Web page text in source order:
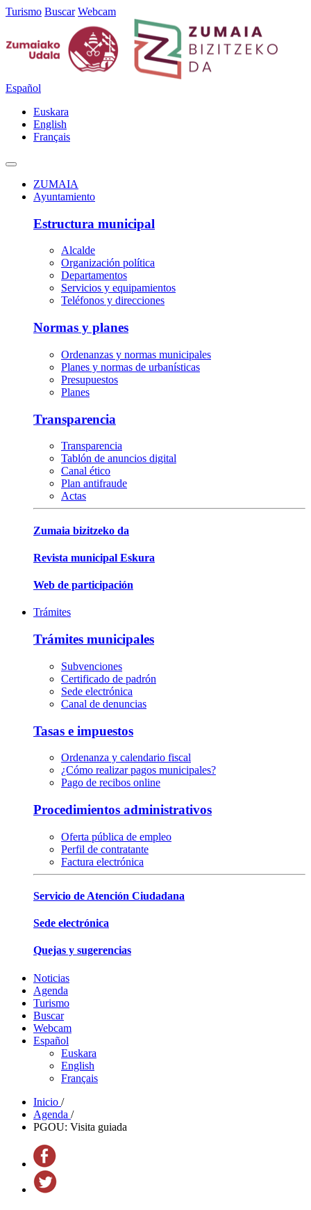
Turismo Buscar Webcam
Español
Euskara
English
Français
ZUMAIA
Ayuntamiento
Estructura municipal
Alcalde
Organización política
Departamentos
Servicios y equipamientos
Teléfonos y direcciones
Normas y planes
Ordenanzas y normas municipales
Planes y normas de urbanísticas
Presupuestos
Planes
Transparencia
Transparencia
Tablón de anuncios digital
Canal ético
Plan antifraude
Actas
Zumaia bizitzeko da
Revista municipal Eskura
Web de participación
Trámites
Trámites municipales
Subvenciones
Certificado de padrón
Sede electrónica
Canal de denuncias
Tasas e impuestos
Ordenanza y calendario fiscal
¿Cómo realizar pagos municipales?
Pago de recibos online
Procedimientos administrativos
Oferta pública de empleo
Perfil de contratante
Factura electrónica
Servicio de Atención Ciudadana
Sede electrónica
Quejas y sugerencias
Noticias
Agenda
Turismo
Buscar
Webcam
Español
Euskara
English
Français
Inicio /
Agenda /
PGOU: Visita guiada